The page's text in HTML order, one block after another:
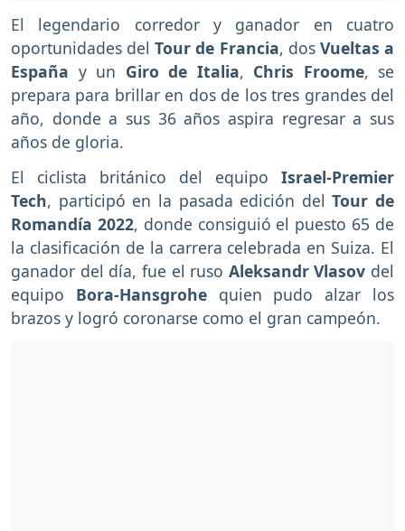
El legendario corredor y ganador en cuatro
oportunidades delTour de Francia, dos Vueltas a
España y un Giro de Italia, Chris Froome, se
prepara para brillar en dos de los tres grandes del
año, donde a sus 36 años aspira regresar a sus
años de gloria.
El ciclista británico del equipo Israel-Premier
Tech, participó en la pasada edición delTour de
Romandía 2022, donde consiguió el puesto 65 de
la clasificación de la carrera celebrada en Suiza. El
ganador del día, fue el ruso Aleksandr Vlasov del
equipo Bora-Hansgrohe quien pudo alzar los
brazos y logró coronarse como el gran campeón.